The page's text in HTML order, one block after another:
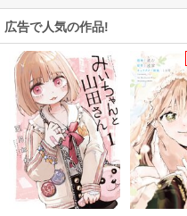
広告で人気の作品!